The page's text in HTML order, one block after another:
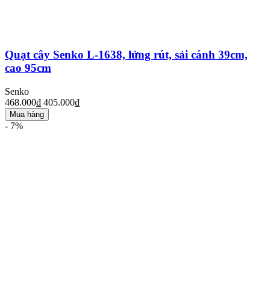
Quạt cây Senko L-1638, lửng rút, sải cánh 39cm,
cao 95cm
Senko
468.000₫ 405.000₫
Mua hàng
- 7%